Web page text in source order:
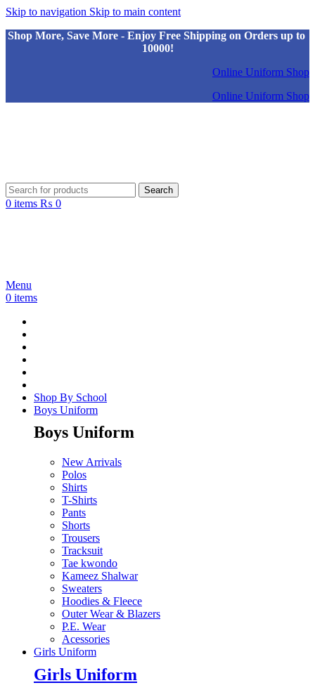
Skip to navigation Skip to main content
Shop More, Save More - Enjoy Free Shipping on Orders up to
10000!
Online Uniform Shop
Online Uniform Shop
Search
0 items ₨ 0
Menu
0 items
Shop By School
Boys Uniform
Boys Uniform
New Arrivals
Polos
Shirts
T-Shirts
Pants
Shorts
Trousers
Tracksuit
Tae kwondo
Kameez Shalwar
Sweaters
Hoodies & Fleece
Outer Wear & Blazers
P.E. Wear
Acessories
Girls Uniform
Girls Uniform